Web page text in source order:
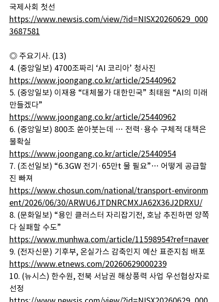
국제사회 첫선
https://www.newsis.com/view/?id=NISX20260629_000
3687581
◎ 주요기사. (13)
4. (중앙일보) 4700조짜리 ‘AI 코리아’ 청사진
https://www.joongang.co.kr/article/25440962
5. (중앙일보) 이재용 “대체불가 대한민국” 최태원 “AI의 미래
만들겠다”
https://www.joongang.co.kr/article/25440962
6. (중앙일보) 800조 쏟아붓는데 … 전력·용수 구체적 대책은
불확실
https://www.joongang.co.kr/article/25440954
7. (조선일보) “6.3GW 전기·65만t 물 필요”… 어떻게 공급할
진 빠져
https://www.chosun.com/national/transport-environm
ent/2026/06/30/ARWU6JTDNRCMXJA62X36J2DRXU/
8. (문화일보) “용인 클러스터 자리잡기전, 호남 추진하면 양쪽
다 실패할 수도”
https://www.munhwa.com/article/11598954?ref=naver
9. (전자신문) 기후부, 온실가스 감축인지 예산 표준지침 배포
https://www.etnews.com/20260629000239
10. (뉴시스) 한수원, 전북 서남권 해상풍력 사업 우선협상자로
선정